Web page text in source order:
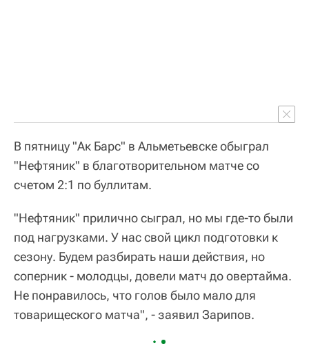
В пятницу "Ак Барс" в Альметьевске обыграл
"Нефтяник" в благотворительном матче со
счетом 2:1 по буллитам.
"Нефтяник" прилично сыграл, но мы где-то были
под нагрузками. У нас свой цикл подготовки к
сезону. Будем разбирать наши действия, но
соперник - молодцы, довели матч до овертайма.
Не понравилось, что голов было мало для
товарищеского матча", - заявил Зарипов.